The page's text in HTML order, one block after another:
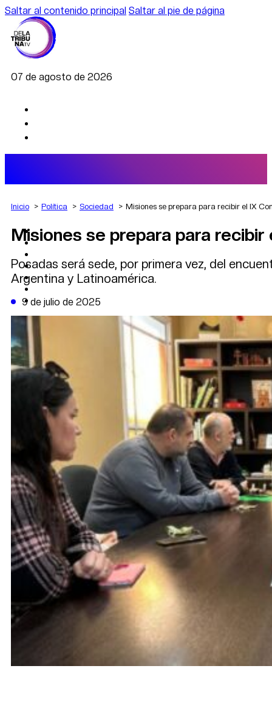
Saltar al contenido principal Saltar al pie de página
07 de agosto de 2026
AGRO
DEPORTES
POLÍTICA
CAMBIO CLIMÁTICO
DATA FIRME
DE LA TRIBUNA TV
Inicio Política Sociedad Misiones se prepara para recibir el IX
Misiones se prepara para
Posadas será sede, por primera vez, del
Argentina y Latinoamérica.
9 de julio de 2025